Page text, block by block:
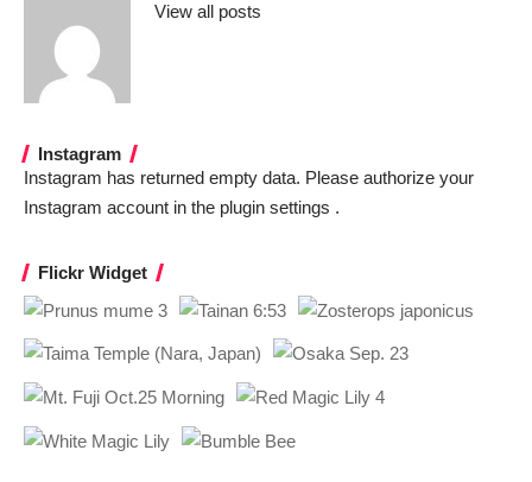
View all posts
Instagram
Instagram has returned empty data. Please authorize your
Instagram account in the plugin settings .
Flickr Widget